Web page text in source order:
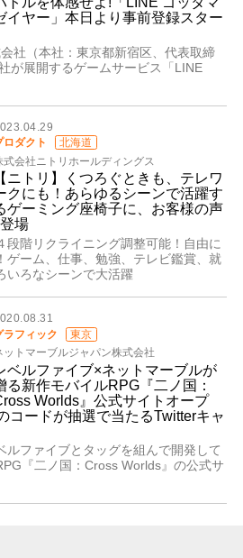
イヤー」本日より事前登録スター
社（本社：東京都新宿区、代表取締
が展開するゲームサービス「LINE
ロダクト
北海道
式会社ニトリホールディングス
【ニトリ】くつろぐときも、テレワ
クにも！あらゆるシーンで活躍す
ゲーミング座椅子に、お客様の声
場
段階リクライニング調整可能！自由に
ゲーム、仕事、勉強、テレビ鑑賞、就
いろなシーンで大活躍
ラフィック
東京
ットマーブルジャパン株式会社
ベルファイブ×ネットマーブルが
る新作モバイルRPG『二ノ国：
Worlds』公式サイトオープ
コードが抽選で当たるTwitterキャ
ファイブとタッグを組んで開発して
『二ノ国：Cross Worlds』の公式サ